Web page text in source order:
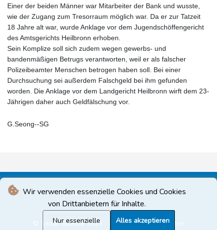
Wir verwenden essenzielle Cookies und Cookies
von Drittanbietern für Inhalte.
Nur essenzielle Alles akzeptieren
Einer der beiden Männer war Mitarbeiter der Bank und wusste,
wie der Zugang zum Tresorraum möglich war. Da er zur Tatzeit
18 Jahre alt war, wurde Anklage vor dem Jugendschöffengericht
des Amtsgerichts Heilbronn erhoben.
Sein Komplize soll sich zudem wegen gewerbs- und
bandenmäßigen Betrugs verantworten, weil er als falscher
Polizeibeamter Menschen betrogen haben soll. Bei einer
Durchsuchung sei außerdem Falschgeld bei ihm gefunden
worden. Die Anklage vor dem Landgericht Heilbronn wirft dem 23-
Jährigen daher auch Geldfälschung vor.
G.Seong--SG
© Seoul Gazette 2026 - Alle Rechte vorbehalten